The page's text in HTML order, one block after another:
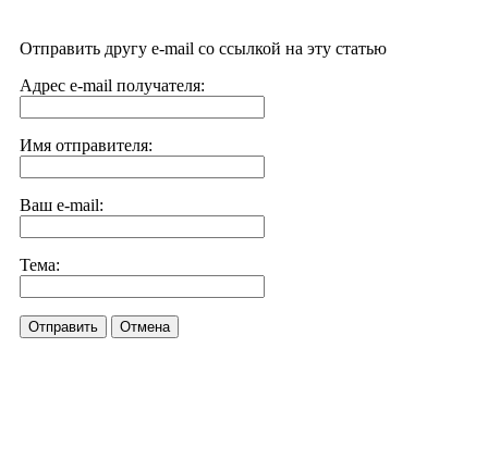
Отправить другу e-mail со ссылкой на эту статью
Адрес e-mail получателя:
Имя отправителя:
Ваш e-mail:
Тема:
Отправить Отмена